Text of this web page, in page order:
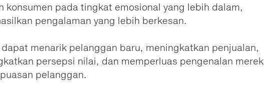
konsumen pada tingkat emosional yang lebih dalam,
pengalaman yang lebih berkesan.
dapat menarik pelanggan baru, meningkatkan penjualan,
persepsi nilai, dan memperluas pengenalan merek
pelanggan.